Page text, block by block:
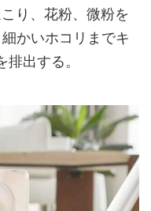
り、花粉、微粉を
かいホコリまでキ
出する。